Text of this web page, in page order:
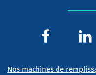
Nos machines de